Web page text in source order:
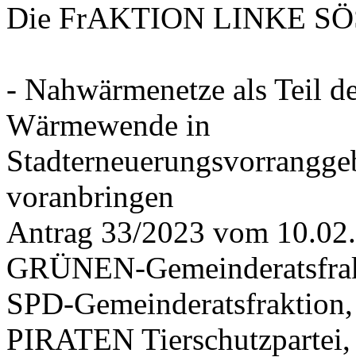
Die FrAKTION LINKE
- Nahwärmenetze als Teil
Wärmewende in
voranbringen
Antrag 33/2023 vom
GRÜNEN-
SPD-
PIRATEN Tierschutzpartei,